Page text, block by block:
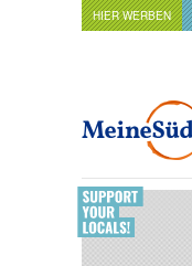
HIER WERBEN